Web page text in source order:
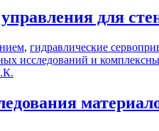
для
, гидравлические
исследований и